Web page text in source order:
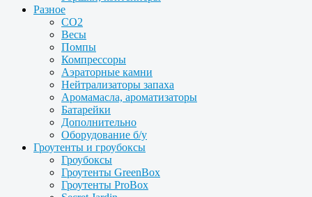
Разное
CO2
Весы
Помпы
Компрессоры
Аэраторные камни
Нейтрализаторы запаха
Аромамасла, ароматизаторы
Батарейки
Дополнительно
Оборудование б/у
Гроутенты и гроубоксы
Гроубоксы
Гроутенты GreenBox
Гроутенты ProBox